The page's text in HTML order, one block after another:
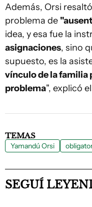
Además, Orsi
problema de
idea, y esa fue la
asignaciones, sino
supuesto, es la
vínculo de la familia
problema", explicó
TEMAS
Yamandú Orsi
SEGUÍ